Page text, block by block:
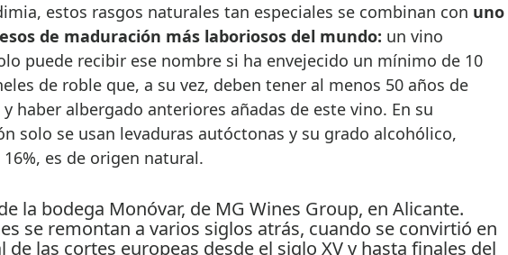
estos rasgos naturales tan especiales se combinan con uno
de maduración más laboriosos del mundo: un vino
puede recibir ese nombre si ha envejecido un mínimo de 10
de roble que, a su vez, deben tener al menos 50 años de
haber albergado anteriores añadas de este vino. En su
solo se usan levaduras autóctonas y su grado alcohólico,
es de origen natural.
se remontan a varios siglos atrás, cuando se convirtió en
de las cortes europeas desde el siglo XV y hasta finales del